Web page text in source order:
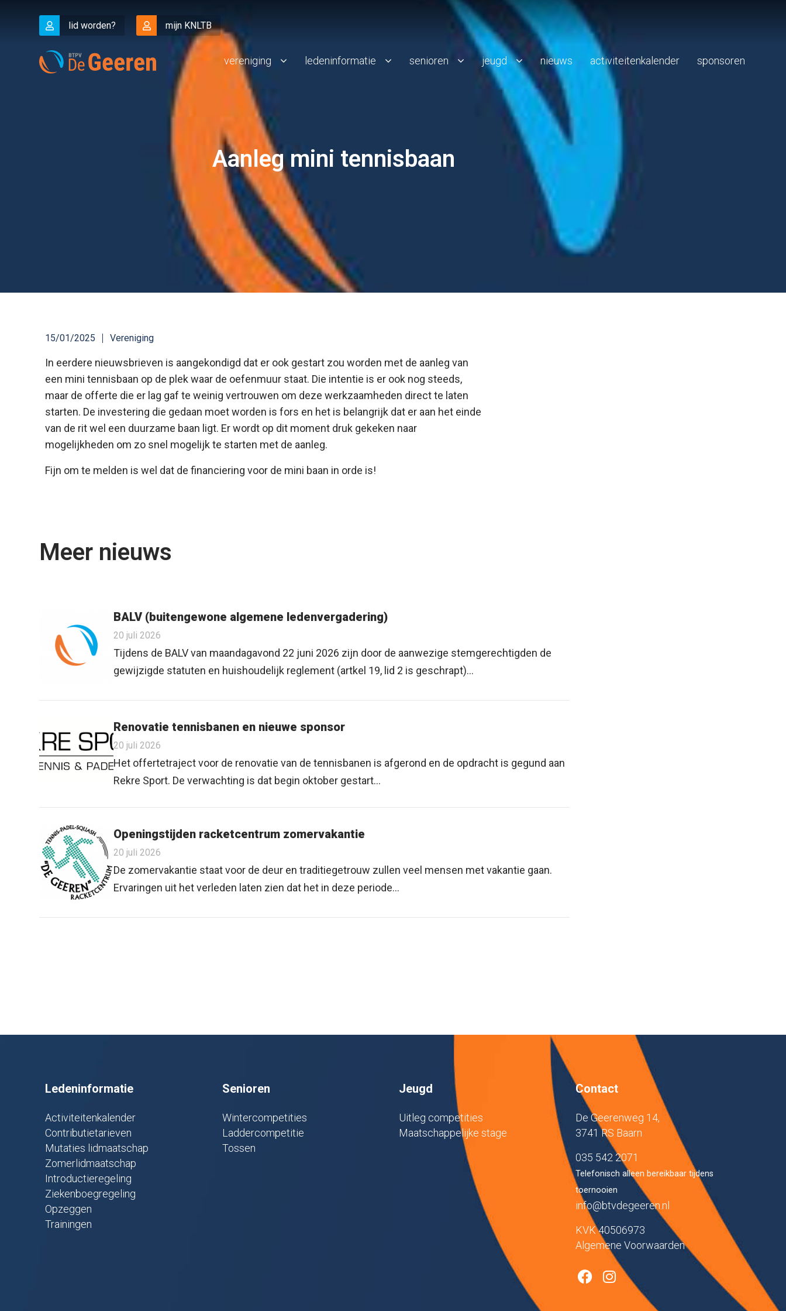
lid worden? mijn KNLTB
vereniging ledeninformatie senioren jeugd nieuws activiteitenkalender sponsoren
Aanleg mini tennisbaan
15/01/2025 Vereniging
In eerdere nieuwsbrieven is aangekondigd dat er ook gestart zou worden met de aanleg van
een mini tennisbaan op de plek waar de oefenmuur staat. Die intentie is er ook nog steeds,
maar de offerte die er lag gaf te weinig vertrouwen om deze werkzaamheden direct te laten
starten. De investering die gedaan moet worden is fors en het is belangrijk dat er aan het einde
van de rit wel een duurzame baan ligt. Er wordt op dit moment druk gekeken naar
mogelijkheden om zo snel mogelijk te starten met de aanleg.
Fijn om te melden is wel dat de financiering voor de mini baan in orde is!
Meer nieuws
BALV (buitengewone algemene ledenvergadering)
20 juli 2026
Tijdens de BALV van maandagavond 22 juni 2026 zijn door de aanwezige stemgerechtigden de
gewijzigde statuten en huishoudelijk reglement (artkel 19, lid 2 is geschrapt)...
Renovatie tennisbanen en nieuwe sponsor
20 juli 2026
Het offertetraject voor de renovatie van de tennisbanen is afgerond en de opdracht is gegund aan
Rekre Sport. De verwachting is dat begin oktober gestart...
Openingstijden racketcentrum zomervakantie
20 juli 2026
De zomervakantie staat voor de deur en traditiegetrouw zullen veel mensen met vakantie gaan.
Ervaringen uit het verleden laten zien dat het in deze periode...
Ledeninformatie
Activiteitenkalender
Contributietarieven
Mutaties lidmaatschap
Zomerlidmaatschap
Introductieregeling
Ziekenboegregeling
Opzeggen
Trainingen
Senioren
Wintercompetities
Laddercompetitie
Tossen
Jeugd
Uitleg competities
Maatschappelijke stage
Contact
De Geerenweg 14,
3741 RS Baarn
035 542 2071
Telefonisch alleen bereikbaar tijdens
toernooien
info@btvdegeeren.nl
KVK 40506973
Algemene Voorwaarden